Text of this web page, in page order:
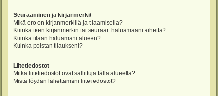
Seuraaminen ja kirjanmerkit
Mikä ero on kirjanmerkillä ja tilaamisella?
Kuinka teen kirjanmerkin tai seuraan haluamaani aihetta?
Kuinka tilaan haluamani alueen?
Kuinka poistan tilaukseni?
Liitetiedostot
Mitkä liitetiedostot ovat sallittuja tällä alueella?
Mistä löydän lähettämäni liitetiedostot?